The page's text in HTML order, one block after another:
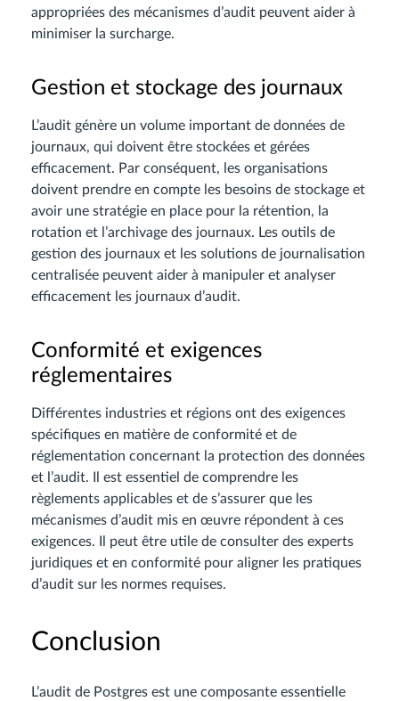
appropriées des mécanismes d’audit peuvent aider à
minimiser la surcharge.
Gestion et stockage des journaux
L’audit génère un volume important de données de
journaux, qui doivent être stockées et gérées
efficacement. Par conséquent, les organisations
doivent prendre en compte les besoins de stockage et
avoir une stratégie en place pour la rétention, la
rotation et l’archivage des journaux. Les outils de
gestion des journaux et les solutions de journalisation
centralisée peuvent aider à manipuler et analyser
efficacement les journaux d’audit.
Conformité et exigences
réglementaires
Différentes industries et régions ont des exigences
spécifiques en matière de conformité et de
réglementation concernant la protection des données
et l’audit. Il est essentiel de comprendre les
règlements applicables et de s’assurer que les
mécanismes d’audit mis en œuvre répondent à ces
exigences. Il peut être utile de consulter des experts
juridiques et en conformité pour aligner les pratiques
d’audit sur les normes requises.
Conclusion
L’audit de Postgres est une composante essentielle